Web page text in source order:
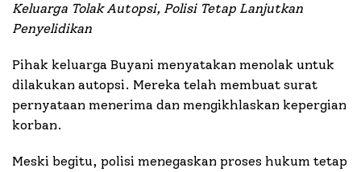
Keluarga Tolak Autopsi, Polisi Tetap Lanjutkan
Penyelidikan
Pihak keluarga Buyani menyatakan menolak untuk
dilakukan autopsi. Mereka telah membuat surat
pernyataan menerima dan mengikhlaskan kepergian
korban.
Meski begitu, polisi menegaskan proses hukum tetap